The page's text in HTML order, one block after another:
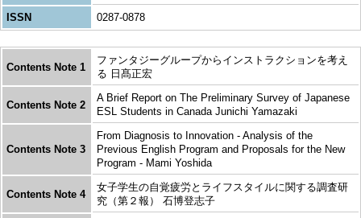
ISSN
0287-0878
Contents Note 1
ファンタジーグループからインストラクションを考え
る 日髙正宏
Contents Note 2
A Brief Report on The Preliminary Survey of Japanese
ESL Students in Canada Junichi Yamazaki
Contents Note 3
From Diagnosis to Innovation - Analysis of the
Previous English Program and Proposals for the New
Program - Mami Yoshida
Contents Note 4
女子学生の自覚疲労とライフスタイルに関する調査研
究（第２報） 石博登志子